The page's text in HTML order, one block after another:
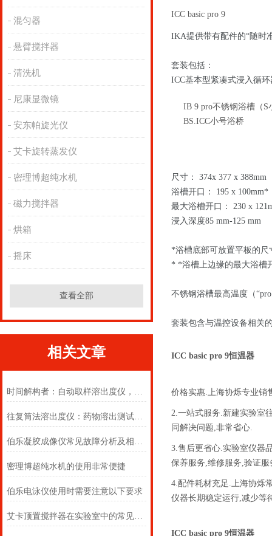
混匀器
悬臂搅拌器
清洗机
尼康显微镜
安东帕旋光仪
艾卡旋转蒸发仪
密理博超纯水机
磁力搅拌器
烘箱
摇床
查看全部
相关文章
时间解构者：自动取样溶出度仪，剖析药物释放的灵魂曲线
往复筒法溶出度仪：药物溶出测试的精密利器
伯乐凝胶成像仪常见故障分析及相应的解决建议
密理博超纯水机的使用非常便捷
伯乐电泳仪使用时需要注意以下要求
艾卡顶置搅拌器在实验室中的常见用途
ICC basic pro 9
IKA提供带有配件的“随时
套装包括：
ICC基本型紧凑式浸入循环
IB 9 pro不锈钢浴槽（S
BS.ICC小号浴桥
尺寸： 374x 377 x 388mm
浴槽开口： 195 x 100mm*
最大浴槽开口： 230 x
浸入深度85 mm-125 mm
*浴槽底部可放置平板的尺
* *浴槽上边缘的最大浴槽
不锈钢浴槽最高温度（
套装包含与温控设备相关
ICC basic pro 9恒温器
价格实惠.上海协烁专业销
2.一站式服务.新建实验室
同解决问题,非常省心.
3.售后更省心.实验室仪器
保养服务,维修服务,验证
4.配件耗材充足.上海协烁
仪器长期稳定运行,减少等
ICC basic pro 9恒温器